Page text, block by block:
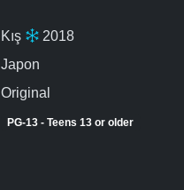
Kış 2018
Japon
Original
PG-13 - Teens 13 or older